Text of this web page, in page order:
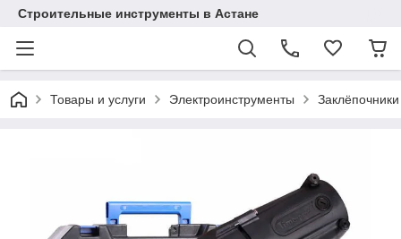
Строительные инструменты в Астане
Товары и услуги Электроинструменты Заклёпочники